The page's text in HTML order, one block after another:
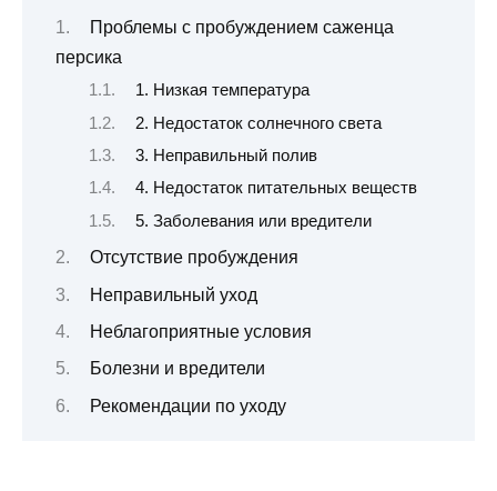
Проблемы с пробуждением саженца
персика
1. Низкая температура
2. Недостаток солнечного света
3. Неправильный полив
4. Недостаток питательных веществ
5. Заболевания или вредители
Отсутствие пробуждения
Неправильный уход
Неблагоприятные условия
Болезни и вредители
Рекомендации по уходу